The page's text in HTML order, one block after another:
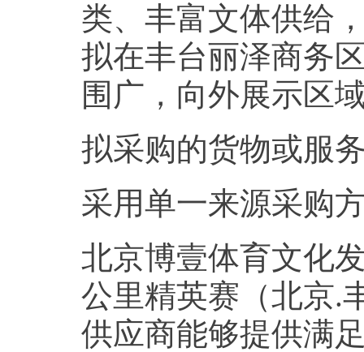
类、丰富文体供给
拟在丰台丽泽商务
围广，向外展示区
拟采购的货物或服
采用单一来源采购
北京博壹体育文化
公里精英赛（北京.
供应商能够提供满